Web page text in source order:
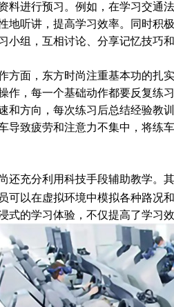
料进行预习。例如，在学习交通
地听讲，提高学习效率。同时积
小组，互相讨论、分享记忆技巧
方面，东方时尚注重基本功的扎
作，每一个基础动作都要反复练
和方向，每次练习后总结经验教
导致疲劳和注意力不集中，将练
还充分利用科技手段辅助教学。
可以在虚拟环境中模拟各种路况
式的学习体验，不仅提高了学习